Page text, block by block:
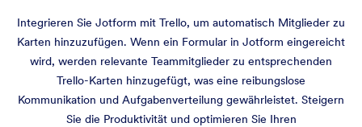
Integrieren Sie Jotform mit Trello, um automatisch Mitglieder zu
Karten hinzuzufügen. Wenn ein Formular in Jotform eingereicht
wird, werden relevante Teammitglieder zu entsprechenden
Trello-Karten hinzugefügt, was eine reibungslose
Kommunikation und Aufgabenverteilung gewährleistet. Steigern
Sie die Produktivität und optimieren Sie Ihren